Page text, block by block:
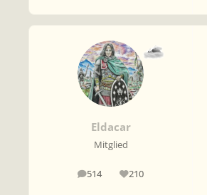
Eldacar
Mitglied
514
Beiträge 210
Reputation